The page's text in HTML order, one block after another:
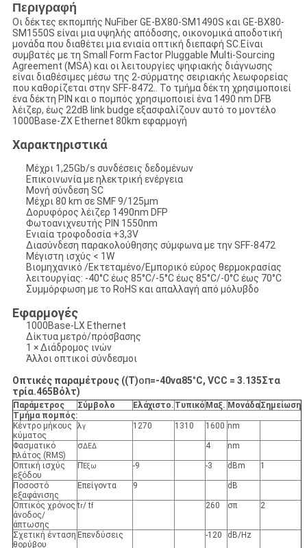
Περιγραφή
Οι δέκτες εκπομπής NuFiber GE-BX80-SM1490S και GE-BX80-
SM1550S είναι μια υψηλής απόδοσης, οικονομικά αποδοτική
μονάδα που διαθέτει μια ενιαία οπτική διεπαφή SC.Είναι
συμβατές με τη Small Form Factor Pluggable Multi-Sourcing
Agreement (MSA) και οι λειτουργίες ψηφιακής διάγνωσης
είναι διαθέσιμες μέσω της 2-σύρματης σειριακής λεωφορείας
που καθορίζεται στην SFF-8472.. Το τμήμα δέκτη χρησιμοποιεί
ένα δέκτη PIN και ο πομπός χρησιμοποιεί ένα 1490 nm DFB
λέιζερ, έως 22dB link budge εξασφαλίζουν αυτό το μοντέλο
1000Base-ZX Ethernet 80km εφαρμογή
Χαρακτηριστικά
Μέχρι 1,25Gb/s συνδέσεις δεδομένων
Επικοινωνία με ηλεκτρική ενέργεια
Μονή σύνδεση SC
Μέχρι 80 km σε SMF 9/125μm
Δορυφόρος λέιζερ 1490nm DFP
Φωτοανιχνευτής PIN 1550nm
Ενιαία τροφοδοσία +3,3V
Διασύνδεση παρακολούθησης σύμφωνα με την SFF-8472
Μέγιστη ισχύς < 1W
Βιομηχανικό /Εκτεταμένο/Εμπορικό εύρος θερμοκρασίας
λειτουργίας: -40°C έως 85°C/-5°C έως 85°C/-0°C έως 70°C
Συμμόρφωση με το RoHS και απαλλαγή από μόλυβδο
Εφαρμογές
1000Base-LX Ethernet
Δίκτυα μετρό/πρόσβασης
1 × Διάδρομος ινών
Άλλοι οπτικοί σύνδεσμοι
Οπτικές παραμέτρους ((T)ΟΠ=-40να85°C, VCC = 3.135Στα
τρία.465 Βόλτ)
Παράμετρος Σύμβολο Ελάχιστο. Τυπικό Μαξ. ΜονάδαΣημείωση
Τμήμα πομπός:
Κέντρο μήκους
κύματος
λγ 1270 1310 1600 nm
Φασματικό
πλάτος (RMS)
σΔΕΔ 4 nm
Οπτική ισχύς
εξόδου
ΠΈξω -9 -3 dBm 1
Ποσοστό
εξαφάνισης
Επείγοντα 9 dB
Οπτικός χρόνος
άνοδος/
άπτωσης
tr/ tf 260 σπ 2
Σχετική ένταση
θορύβου
Επενδύσεις -120 dB/Hz